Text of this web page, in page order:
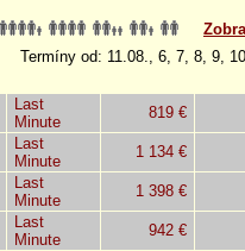
Termíny od: 11.08., 6, 7, 8, 9,
Last
Minute
819 €
Last
Minute
1 134 €
Last
Minute
1 398 €
Last
Minute
942 €